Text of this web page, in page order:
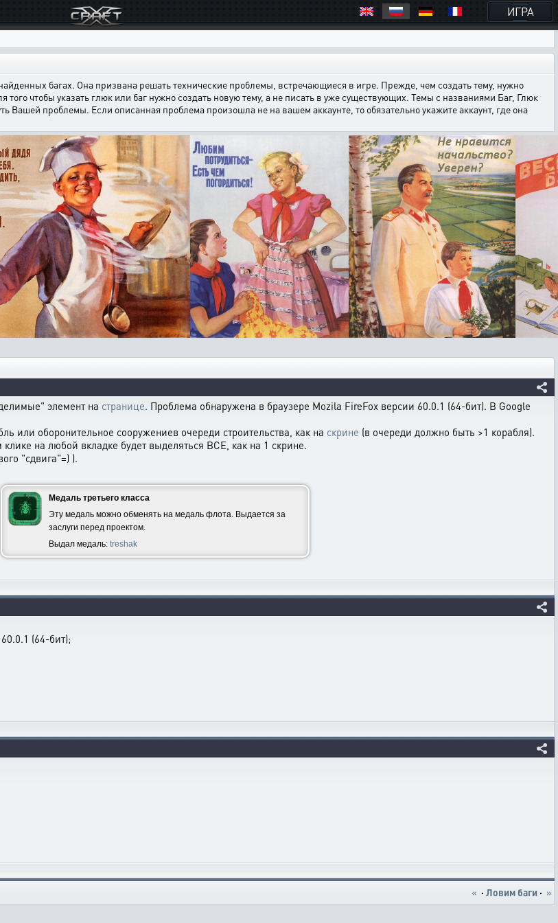
ИГРА
багах. Она призвана решать технические проблемы, встречающиеся в игре. Прежде, чем создать тему, нужно
чтобы указать глюк или баг нужно создать новую тему, а не писать в уже существующих. Темы с названиями Баг, Глюк
Вашей проблемы. Если описанная проблема произошла не на вашем аккаунте, то обязательно укажите аккаунт, где она
элемент на странице. Проблема обнаружена в браузере Mozila FireFox версии 60.0.1 (64-бит). В Google
или оборонительное сооружениев очереди строительства, как на скрине (в очереди должно быть >1 корабля).
на любой вкладке будет выделяться ВСЕ, как на 1 скрине.
"сдвига"=) ).
Медаль третьего класса
Эту медаль можно обменять на медаль флота. Выдается за
заслуги перед проектом.
Выдал медаль: treshak
(64-бит);
« · Ловим баги · »